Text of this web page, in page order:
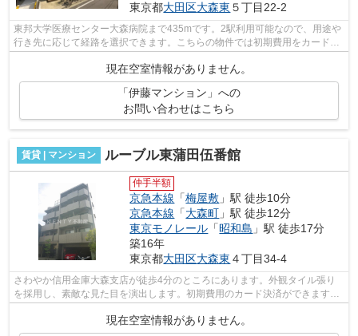
東京都大田区大森東 ５丁目22-2
東邦大学医療センター大森病院まで435mです。2駅利用可能なので、用途や
行き先に応じて経路を選択できます。こちらの物件では初期費用をカードで
現在空室情報がありません。
「伊藤マンション」への
お問い合わせはこちら
賃貸 | マンション ルーブル東蒲田伍番館
仲手半額
京急本線 「梅屋敷 」駅 徒歩10分
京急本線 「大森町 」駅 徒歩12分
東京モノレール 「昭和島 」駅 徒歩17分
築16年
東京都大田区大森東 ４丁目34-4
さわやか信用金庫大森支店が徒歩4分のところにあります。外観タイル張り
を採用し、素敵な見た目を演出します。初期費用のカード決済ができます。
現在空室情報がありません。